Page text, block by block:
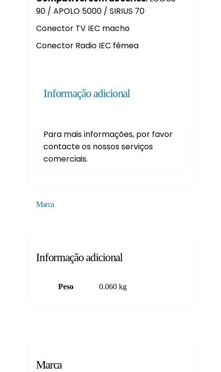
90 / APOLO 5000 / SIRIUS 70
Conector TV IEC macho
Conector Radio IEC fêmea
Informação adicional
Para mais informações, por favor
contacte os nossos serviços
comerciais.
Marca
Informação adicional
Peso 0.060 kg
Marca